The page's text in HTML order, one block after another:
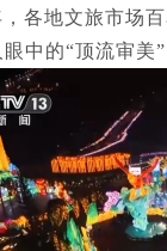
各地文旅市场
中的“顶流审美